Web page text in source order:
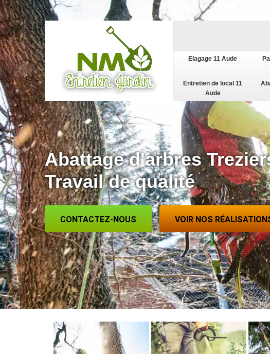
Elagage 11 Aude
Entretien de local 11
Aude
Abattage d'arbres
Travail de qualité
CONTACTEZ-NOUS VOIR NOS